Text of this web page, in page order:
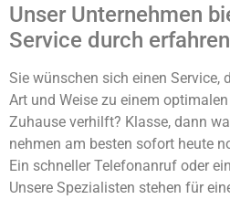
Unser Unternehmen
Service durch
Sie wünschen sich einen Service,
Art und Weise zu einem
Zuhause verhilft? Klasse, dann
nehmen am besten sofort heute
Ein schneller Telefonanruf oder
Unsere Spezialisten stehen für